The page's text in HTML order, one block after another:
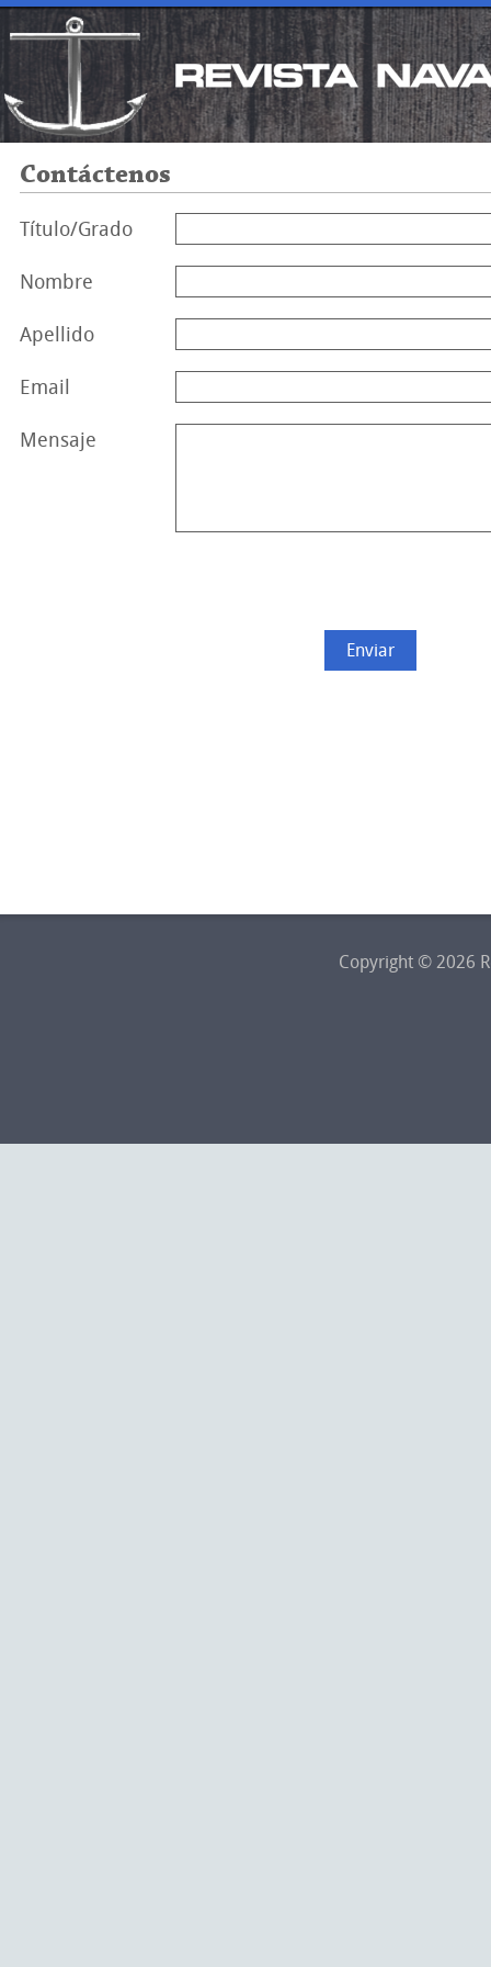
Contáctenos
Título/Grado
Nombre
Apellido
Email
Mensaje
Enviar
Copyright © 2026